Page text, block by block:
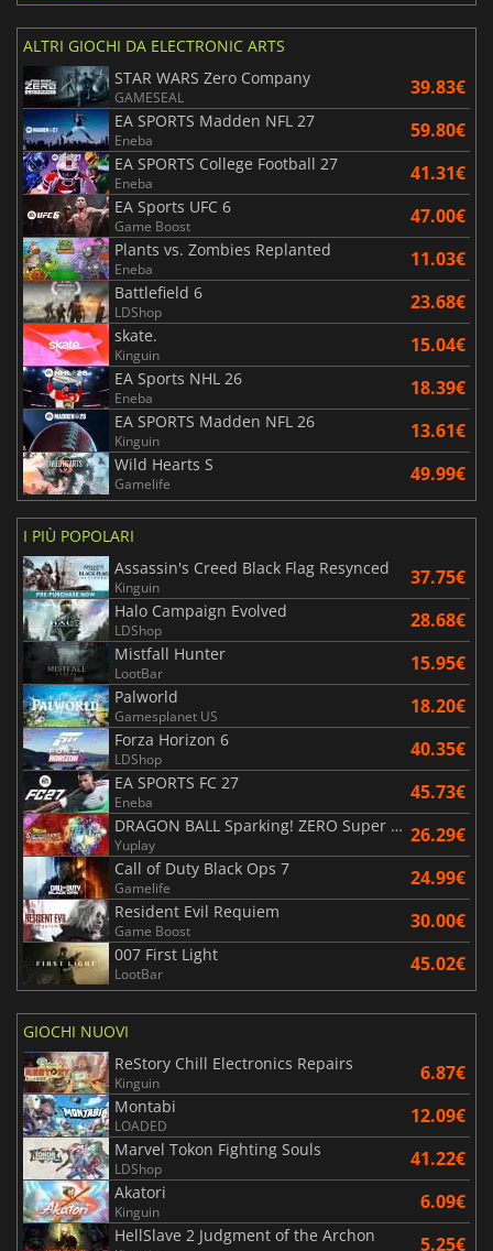
ALTRI GIOCHI DA ELECTRONIC ARTS
STAR WARS Zero Company
GAMESEAL 39.83€
EA SPORTS Madden NFL 27
Eneba 59.80€
EA SPORTS College Football 27
Eneba 41.31€
EA Sports UFC 6
Game Boost 47.00€
Plants vs. Zombies Replanted
Eneba 11.03€
Battlefield 6
LDShop 23.68€
skate.
Kinguin 15.04€
EA Sports NHL 26
Eneba 18.39€
EA SPORTS Madden NFL 26
Kinguin 13.61€
Wild Hearts S
Gamelife 49.99€
I PIÙ POPOLARI
Assassin's Creed Black Flag Resynced
Kinguin 37.75€
Halo Campaign Evolved
LDShop 28.68€
Mistfall Hunter
LootBar 15.95€
Palworld
Gamesplanet US 18.20€
Forza Horizon 6
LDShop 40.35€
EA SPORTS FC 27
Eneba 45.73€
DRAGON BALL Sparking! ZERO Super Limit Breaking NEO
Yuplay 26.29€
Call of Duty Black Ops 7
Gamelife 24.99€
Resident Evil Requiem
Game Boost 30.00€
007 First Light
LootBar 45.02€
GIOCHI NUOVI
ReStory Chill Electronics Repairs
Kinguin 6.87€
Montabi
LOADED 12.09€
Marvel Tokon Fighting Souls
LDShop 41.22€
Akatori
Kinguin 6.09€
HellSlave 2 Judgment of the Archon 5.25€